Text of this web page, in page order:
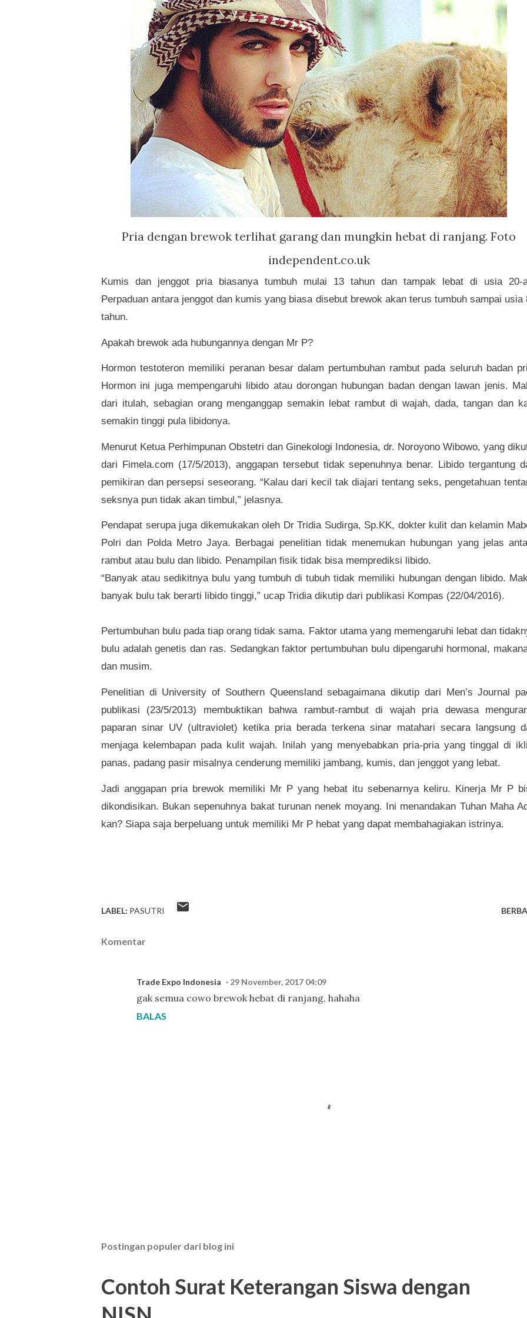
Pria dengan brewok terlihat garang dan mungkin hebat di ranjang. Foto
independent.co.uk
Kumis dan jenggot pria biasanya tumbuh mulai 13 tahun dan tampak lebat di usia 20-
Perpaduan antara jenggot dan kumis yang biasa disebut brewok akan terus tumbuh sampai usia
tahun.
Apakah brewok ada hubungannya dengan Mr P?
Hormon testoteron memiliki peranan besar dalam pertumbuhan rambut pada seluruh badan
Hormon ini juga mempengaruhi libido atau dorongan hubungan badan dengan lawan jenis.
dari itulah, sebagian orang menganggap semakin lebat rambut di wajah, dada, tangan dan
semakin tinggi pula libidonya.
Menurut Ketua Perhimpunan Obstetri dan Ginekologi Indonesia, dr. Noroyono Wibowo, yang
dari Fimela.com (17/5/2013), anggapan tersebut tidak sepenuhnya benar. Libido tergantung
pemikiran dan persepsi seseorang. “Kalau dari kecil tak diajari tentang seks, pengetahuan
seksnya pun tidak akan timbul,” jelasnya.
Pendapat serupa juga dikemukakan oleh Dr Tridia Sudirga, Sp.KK, dokter kulit dan kelamin
Polri dan Polda Metro Jaya. Berbagai penelitian tidak menemukan hubungan yang jelas
rambut atau bulu dan libido. Penampilan fisik tidak bisa memprediksi libido.
“Banyak atau sedikitnya bulu yang tumbuh di tubuh tidak memiliki hubungan dengan libido.
banyak bulu tak berarti libido tinggi,” ucap Tridia dikutip dari publikasi Kompas (22/04/2016).
Pertumbuhan bulu pada tiap orang tidak sama. Faktor utama yang memengaruhi lebat dan
bulu adalah genetis dan ras. Sedangkan faktor pertumbuhan bulu dipengaruhi hormonal,
dan musim.
Penelitian di University of Southern Queensland sebagaimana dikutip dari Men’s Journal
publikasi (23/5/2013) membuktikan bahwa rambut-rambut di wajah pria dewasa
paparan sinar UV (ultraviolet) ketika pria berada terkena sinar matahari secara langsung
menjaga kelembapan pada kulit wajah. Inilah yang menyebabkan pria-pria yang tinggal di
panas, padang pasir misalnya cenderung memiliki jambang, kumis, dan jenggot yang lebat.
Jadi anggapan pria brewok memiliki Mr P yang hebat itu sebenarnya keliru. Kinerja Mr P
dikondisikan. Bukan sepenuhnya bakat turunan nenek moyang. Ini menandakan Tuhan Maha
kan? Siapa saja berpeluang untuk memiliki Mr P hebat yang dapat membahagiakan istrinya.
LABEL: PASUTRI
Komentar
Trade Expo Indonesia 29 November, 2017 04:09
gak semua cowo brewok hebat di ranjang, hahaha
BALAS
i
K
m
Postingan populer dari blog ini
Contoh Surat Keterangan Siswa dengan